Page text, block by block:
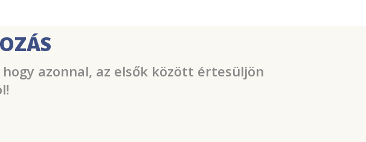
azonnal, az elsők között értesüljön